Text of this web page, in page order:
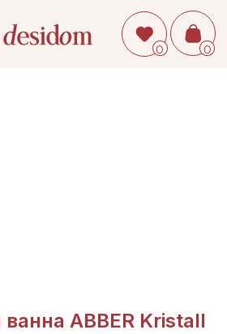
0
ABBER Kristall